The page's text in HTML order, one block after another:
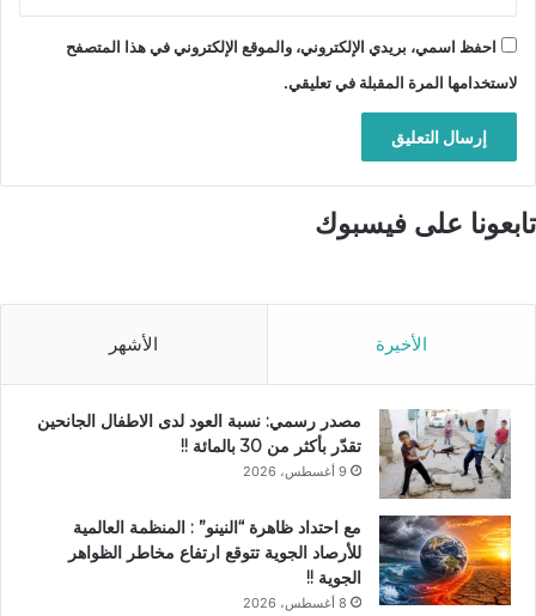
احفظ اسمي، بريدي الإلكتروني، والموقع الإلكتروني في هذا المتصفح
لاستخدامها المرة المقبلة في تعليقي.
تابعونا على فيسبوك
الأخيرة الأشهر
مصدر رسمي: نسبة العود لدى الاطفال الجانحين
تقدّر بأكثر من 30 بالمائة !!
9 أغسطس، 2026
مع احتداد ظاهرة “النينو” : المنظمة العالمية
للأرصاد الجوية تتوقع ارتفاع مخاطر الظواهر
الجوية !!
8 أغسطس، 2026